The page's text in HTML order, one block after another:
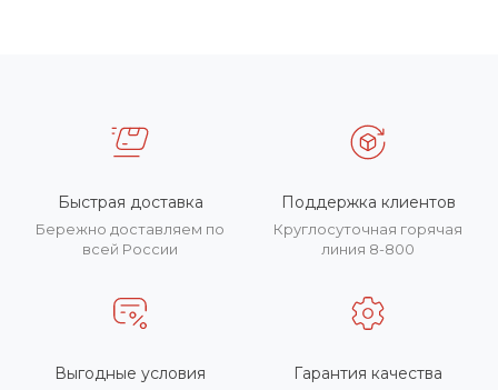
Быстрая доставка
Бережно доставляем по
всей России
Поддержка клиентов
Круглосуточная горячая
линия 8-800
Выгодные условия Гарантия качества